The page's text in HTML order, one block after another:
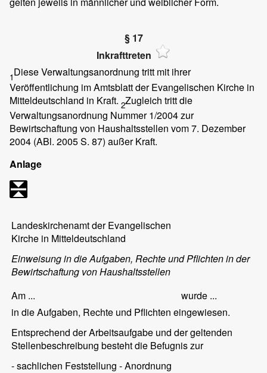
§ 17
Inkrafttreten
1Diese Verwaltungsanordnung tritt mit ihrer
Veröffentlichung im Amtsblatt der Evangelischen Kirche in
Mitteldeutschland in Kraft. 2Zugleich tritt die
Verwaltungsanordnung Nummer 1/2004 zur
Bewirtschaftung von Haushaltsstellen vom 7. Dezember
2004 (ABl. 2005 S. 87) außer Kraft.
Anlage
Landeskirchenamt der Evangelischen
Kirche in Mitteldeutschland
Einweisung in die Aufgaben, Rechte und Pflichten in der
Bewirtschaftung vonHaushaltsstellen
Am ...
wurde ...
in die Aufgaben, Rechte und Pflichten eingewiesen.
Entsprechend der Arbeitsaufgabe und der geltenden
Stellenbeschreibung besteht die Befugnis zur
- sachlichen Feststellung - Anordnung